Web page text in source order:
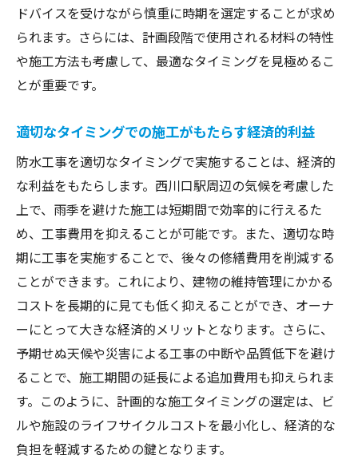
定期点検とメンテナンスの重要性
予算に応じた効果的な資材と施工方法の選
択
コスト分析に基づく計画的な維持管理
防水工事がもたらす経済的効果とその測定
とは
建物のライフサイクルと施工時期の関連性
劣化状況に応じた施工タイミングの判断
建物保護を最大化するための計画的施工
早期発見と対応で寿命を延ばす方法
防水工事がもたらす建物の安全性向上
適切な時期に行うことで得られる保護効果
防水工事をプロに依頼する際の注意点と時期選
び
施工業者選定時のポイントとチェック項目
信頼できるプロフェッショナルの見極め方
ドバイスを受けながら慎重に時期を選定することが求め
られます。さらには、計画段階で使用される材料の特性
や施工方法も考慮して、最適なタイミングを見極めるこ
とが重要です。
適切なタイミングでの施工がもたらす経済的利益
防水工事を適切なタイミングで実施することは、経済的
な利益をもたらします。西川口駅周辺の気候を考慮した
上で、雨季を避けた施工は短期間で効率的に行えるた
め、工事費用を抑えることが可能です。また、適切な時
期に工事を実施することで、後々の修繕費用を削減する
ことができます。これにより、建物の維持管理にかかる
コストを長期的に見ても低く抑えることができ、オーナ
ーにとって大きな経済的メリットとなります。さらに、
予期せぬ天候や災害による工事の中断や品質低下を避け
ることで、施工期間の延長による追加費用も抑えられま
す。このように、計画的な施工タイミングの選定は、ビ
ルや施設のライフサイクルコストを最小化し、経済的な
負担を軽減するための鍵となります。